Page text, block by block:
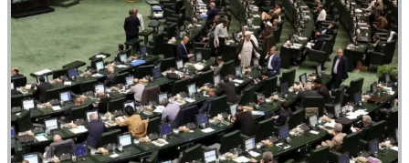
شاخص بورس امروز شنبه ۱۷ مرداد
۱۴۰۵ / شاخص افزایشی شد + تحلیل